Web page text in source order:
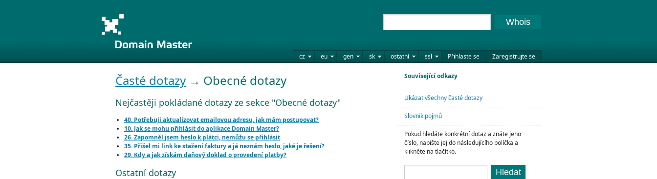
cz eu gen sk ostatní ssl Přihlaste se Zaregistrujte se
Whois
Související odkazy
Ukázat všechny časté dotazy
Slovník pojmů
Pokud hledáte konkrétní dotaz a znáte jeho
číslo, napište jej do následujícího políčka a
klikněte na tlačítko.
Hledat
Časté dotazy → Obecné dotazy
Nejčastěji pokládané dotazy ze sekce "Obecné dotazy"
40. Potřebuji aktualizovat emailovou adresu, jak mám postupovat?
10. Jak se mohu přihlásit do aplikace Domain Master?
26. Zapomněl jsem heslo k plátci, nemůžu se přihlásit
35. Přišel mi link ke stažení faktury a já neznám heslo, jaké je řešení?
29. Kdy a jak získám daňový doklad o provedení platby?
Ostatní dotazy